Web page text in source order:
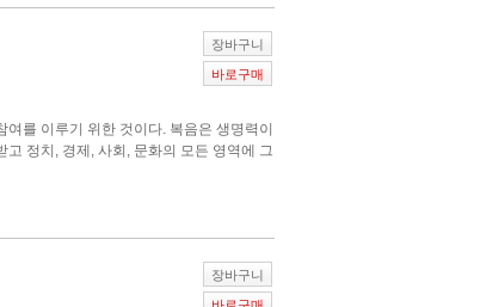
를 이루기 위한 것이다. 복음은 생명력이
정치, 경제, 사회, 문화의 모든 영역에 그
장바구니
바로구매
장바구니